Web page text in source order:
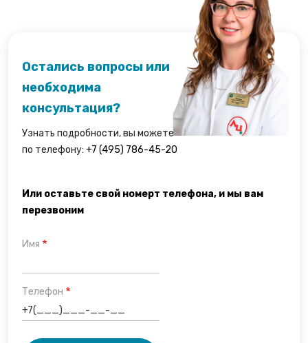
Остались вопросы или
необходима
консультация?
Узнать подробности, вы можете
по телефону: +7 (495) 786-45-20
Или оставьте свой номерт телефона, и мы вам
перезвоним
Имя
Телефон